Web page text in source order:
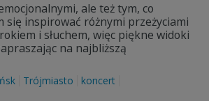
ale też tym, co
się inspirować różnymi przeżyciami
i słuchem, więc piękne widoki
na najbliższą
Trójmiasto koncert